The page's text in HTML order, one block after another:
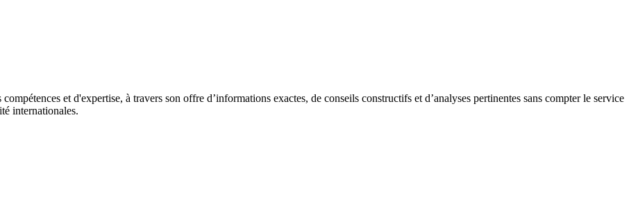
et d'expertise, à travers son offre d’informations exactes, de conseils constructifs et d’analyses pertinentes sans compter le service
internationales.